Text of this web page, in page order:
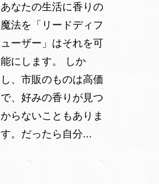
あなたの生活に香りの
魔法を「リードディフ
ューザー」はそれを可
能にします。 しか
し、市販のものは高価
で、好みの香りが見つ
からないこともありま
す。だったら自分...